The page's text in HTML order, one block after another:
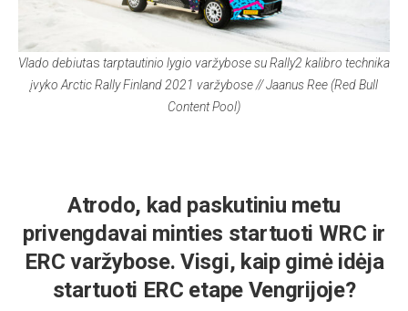
Vlado debiutas tarptautinio lygio varžybose su Rally2 kalibro technika
įvyko Arctic Rally Finland 2021 varžybose // Jaanus Ree (Red Bull
Content Pool)
Atrodo, kad paskutiniu metu
privengdavai minties startuoti WRC ir
ERC varžybose. Visgi, kaip gimė idėja
startuoti ERC etape Vengrijoje?